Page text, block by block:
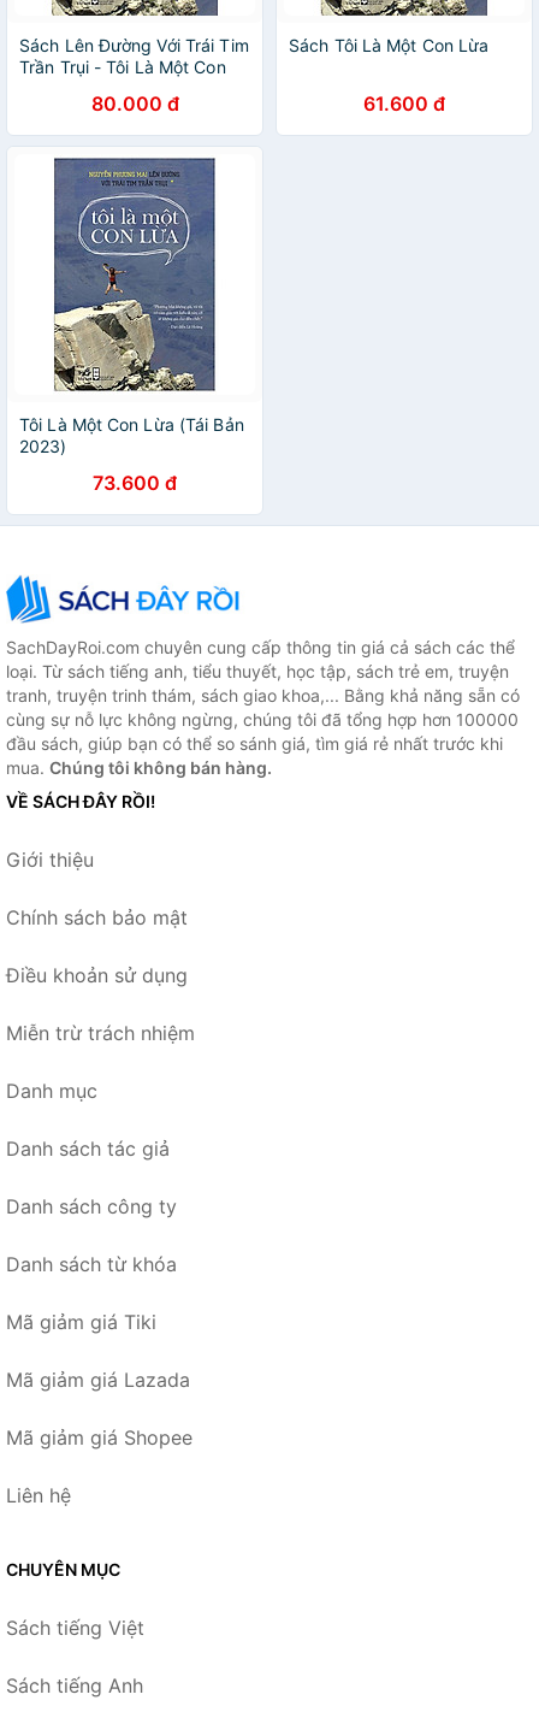
Sách Lên Đường Với Trái Tim
Trần Trụi - Tôi Là Một Con
80.000 đ
Sách Tôi Là Một Con Lừa
61.600 đ
Tôi Là Một Con Lừa (Tái Bản
2023)
73.600 đ
SachDayRoi.com chuyên cung cấp thông tin giá cả sách các thể
loại. Từ sách tiếng anh, tiểu thuyết, học tập, sách trẻ em, truyện
tranh, truyện trinh thám, sách giao khoa,... Bằng khả năng sẵn có
cùng sự nỗ lực không ngừng, chúng tôi đã tổng hợp hơn 100000
đầu sách, giúp bạn có thể so sánh giá, tìm giá rẻ nhất trước khi
mua. Chúng tôi không bán hàng.
VỀ SÁCH ĐÂY RỒI!
Giới thiệu
Chính sách bảo mật
Điều khoản sử dụng
Miễn trừ trách nhiệm
Danh mục
Danh sách tác giả
Danh sách công ty
Danh sách từ khóa
Mã giảm giá Tiki
Mã giảm giá Lazada
Mã giảm giá Shopee
Liên hệ
CHUYÊN MỤC
Sách tiếng Việt
Sách tiếng Anh